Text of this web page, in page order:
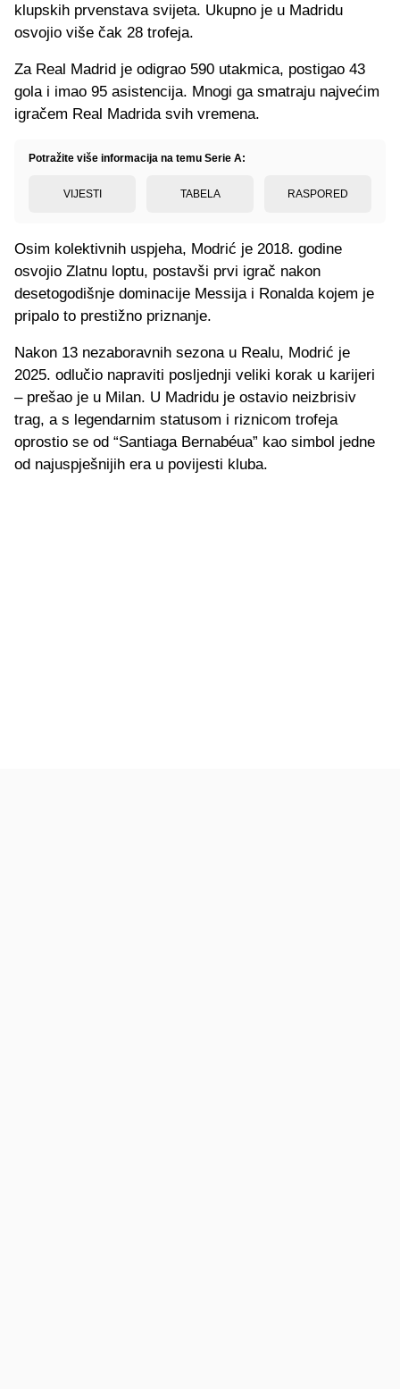
klupskih prvenstava svijeta. Ukupno je u Madridu
osvojio više čak 28 trofeja.
Za Real Madrid je odigrao 590 utakmica, postigao 43
gola i imao 95 asistencija. Mnogi ga smatraju najvećim
igračem Real Madrida svih vremena.
Potražite više informacija na temu Serie A:
VIJESTI TABELA RASPORED
Osim kolektivnih uspjeha, Modrić je 2018. godine
osvojio Zlatnu loptu, postavši prvi igrač nakon
desetogodišnje dominacije Messija i Ronalda kojem je
pripalo to prestižno priznanje.
Nakon 13 nezaboravnih sezona u Realu, Modrić je
2025. odlučio napraviti posljednji veliki korak u karijeri
– prešao je u Milan. U Madridu je ostavio neizbrisiv
trag, a s legendarnim statusom i riznicom trofeja
oprostio se od “Santiaga Bernabéua” kao simbol jedne
od najuspješnijih era u povijesti kluba.